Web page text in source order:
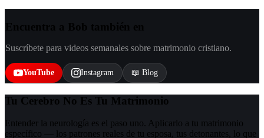
Suscríbete para videos semanales sobre matrimonio cristiano.
YouTube Instagram 📖 Blog
Tu Cerebro No Es Tu Matrimonio
Entender la neurología es el paso uno. Aplicarlo a tu matrimonio
específico — los patrones reales de tu esposa, tus detonantes, lo que